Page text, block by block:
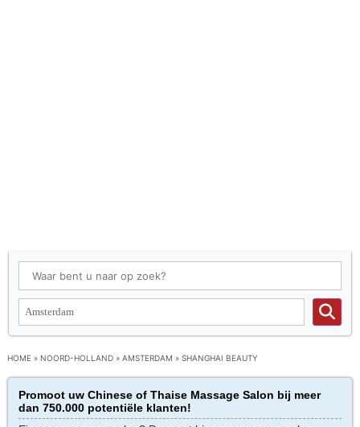
HOME » NOORD-HOLLAND » AMSTERDAM » SHANGHAI BEAUTY
Promoot uw Chinese of Thaise Massage Salon bij meer
dan 750.000 potentiële klanten!